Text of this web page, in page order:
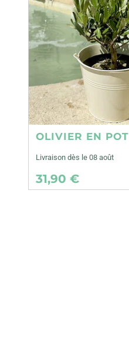
OLIVIER EN POT
Livraison dès le 08 août
31,90 €